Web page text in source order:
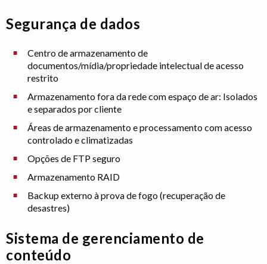
Segurança de dados
Centro de armazenamento de
documentos/mídia/propriedade intelectual de acesso
restrito
Armazenamento fora da rede com espaço de ar: Isolados
e separados por cliente
Áreas de armazenamento e processamento com acesso
controlado e climatizadas
Opções de FTP seguro
Armazenamento RAID
Backup externo à prova de fogo (recuperação de
desastres)
Sistema de gerenciamento de
conteúdo